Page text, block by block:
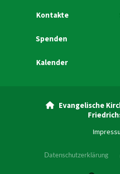
Kontakte
Spenden
Kalender
Evangelische
Datenschutzerklärung